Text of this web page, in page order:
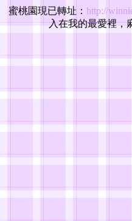
蜜桃園現已轉址： http://
入在我的最愛裡，